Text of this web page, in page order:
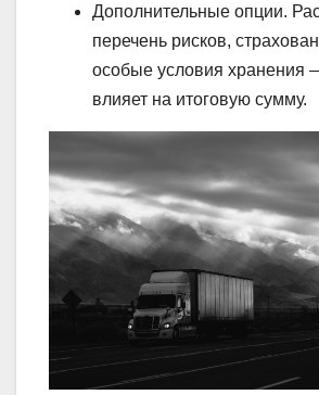
Дополнительные опции.
перечень рисков,
особые условия хранения
влияет на итоговую сумму.